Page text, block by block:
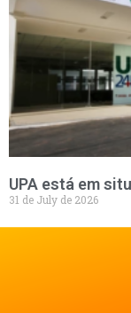
UPA está em
31 de July de 2026